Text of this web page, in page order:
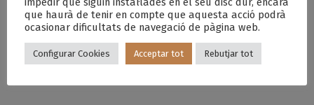
FOTOMATÓ DEL
TOUR
PASSACARRERS DE L’ASCENSIÓ AMB ELS GEGANTS
DE LA CIUTAT
que haurà de tenir en compte que aquesta acció podrà
ocasionar dificultats de navegació de pàgina web.
Configurar Cookies Acceptar tot Rebutjar tot